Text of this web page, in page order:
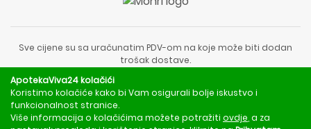
Sve cijene su sa uračunatim PDV-om na koje može biti dodan
trošak dostave.
liječnički pregled ili savjet farmaceuta.
Za obavijesti o mjerama opreza, rizicima i nuspojavama
obratite se svom liječniku ili farmaceutu.
ApotekaViva24 kolačići
Koristimo kolačiće kako bi Vam osigurali bolje iskustvo i
funkcionalnost stranice.
Više informacija o kolačićima možete potražiti ovdje , a za